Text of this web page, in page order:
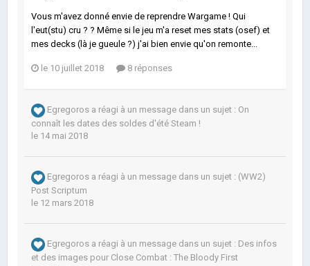
Vous m'avez donné envie de reprendre Wargame ! Qui
l'eut(stu) cru ? ? Même si le jeu m'a reset mes stats (osef) et
mes decks (là je gueule ?) j'ai bien envie qu'on remonte...
le 10 juillet 2018 8 réponses
Egregoros a réagi à un message dans un sujet : On
connaît les dates des soldes d'été Steam !
le 14 mai 2018
Egregoros a réagi à un message dans un sujet : (WW2)
Post Scriptum
le 12 mars 2018
Egregoros a réagi à un message dans un sujet : Des infos
et des images pour Close Combat : The Bloody First